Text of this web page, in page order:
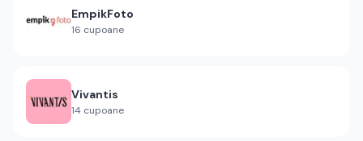
EmpikFoto
16 cupoane
Vivantis
14 cupoane